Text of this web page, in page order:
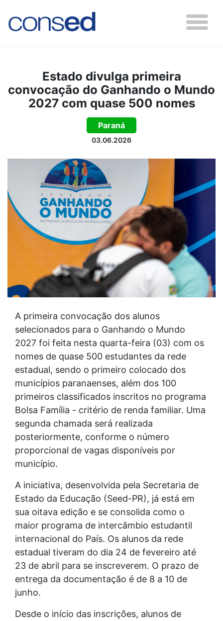
Estado divulga primeira
convocação do Ganhando o Mundo
2027 com quase 500 nomes
Paraná
03.06.2026
A primeira convocação dos alunos
selecionados para o Ganhando o Mundo
2027 foi feita nesta quarta-feira (03) com os
nomes de quase 500 estudantes da rede
estadual, sendo o primeiro colocado dos
municípios paranaenses, além dos 100
primeiros classificados inscritos no programa
Bolsa Família - critério de renda familiar. Uma
segunda chamada será realizada
posteriormente, conforme o número
proporcional de vagas disponíveis por
município.
A iniciativa, desenvolvida pela Secretaria de
Estado da Educação (Seed-PR), já está em
sua oitava edição e se consolida como o
maior programa de intercâmbio estudantil
internacional do País. Os alunos da rede
estadual tiveram do dia 24 de fevereiro até
23 de abril para se inscreverem. O prazo de
entrega da documentação é de 8 a 10 de
junho.
Desde o início das inscrições, alunos de